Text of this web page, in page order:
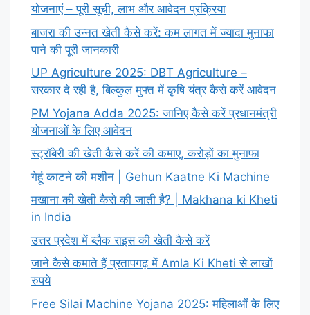
योजनाएं – पूरी सूची, लाभ और आवेदन प्रक्रिया
बाजरा की उन्नत खेती कैसे करें: कम लागत में ज्यादा मुनाफा
पाने की पूरी जानकारी
UP Agriculture 2025: DBT Agriculture –
सरकार दे रही है, बिल्कुल मुफ्त में कृषि यंत्र कैसे करें आवेदन
PM Yojana Adda 2025: जानिए कैसे करें प्रधानमंत्री
योजनाओं के लिए आवेदन
स्ट्रॉबेरी की खेती कैसे करें की कमाए, करोड़ों का मुनाफा
गेहूं काटने की मशीन | Gehun Kaatne Ki Machine
मखाना की खेती कैसे की जाती है? | Makhana ki Kheti
in India
उत्तर प्रदेश में ब्लैक राइस की खेती कैसे करें
जाने कैसे कमाते हैं प्रतापगढ़ में Amla Ki Kheti से लाखों
रुपये
Free Silai Machine Yojana 2025: महिलाओं के लिए